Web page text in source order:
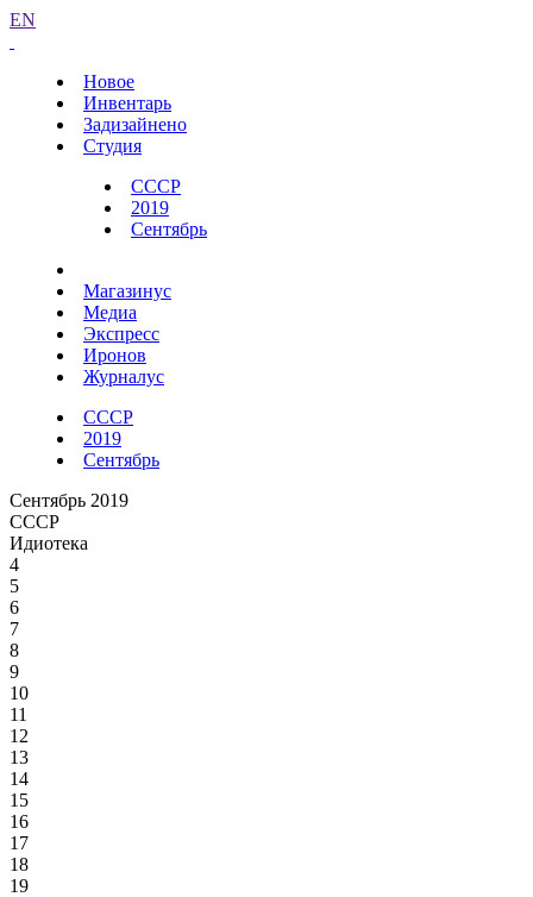
EN
Новое
Инвентарь
Задизайнено
Студия
СССР
2019
Сентябрь
Магазинус
Медиа
Экспресс
Иронов
Журналус
СССР
2019
Сентябрь
Сентябрь 2019
СССР
Идиотека
4
5
6
7
8
9
10
11
12
13
14
15
16
17
18
19